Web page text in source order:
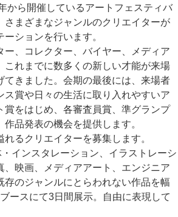
から開催しているアートフェスティバ
さまざまなジャンルのクリエイターが
ションを行います。
、コレクター、バイヤー、メディア
れまでに数多くの新しい才能が来場
きました。会期の最後には、来場者
賞や日々の生活に取り入れやすいア
をはじめ、各審査員賞、準グランプ
品発表の機会を提供します。
るクリエイターを募集します。
インスタレーション、イラストレーシ
、映画、メディアアート、エンジニア
存のジャンルにとらわれない作品を幅
ースにて3日間展示。自由に表現して